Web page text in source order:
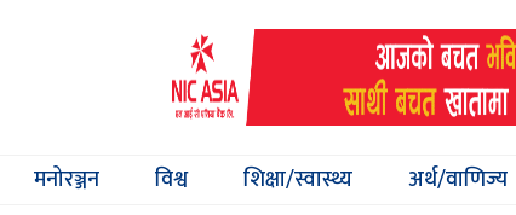
मनोरञ्जन विश्व शिक्षा/स्वास्थ्य अर्थ/वाणिज्य